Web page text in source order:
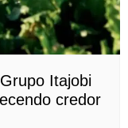
Itajobi
credor